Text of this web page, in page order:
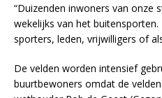
“Duizenden inwoners van onze
wekelijks van het
sporters, leden, vrijwilligers of
De velden worden intensief
buurtbewoners omdat de